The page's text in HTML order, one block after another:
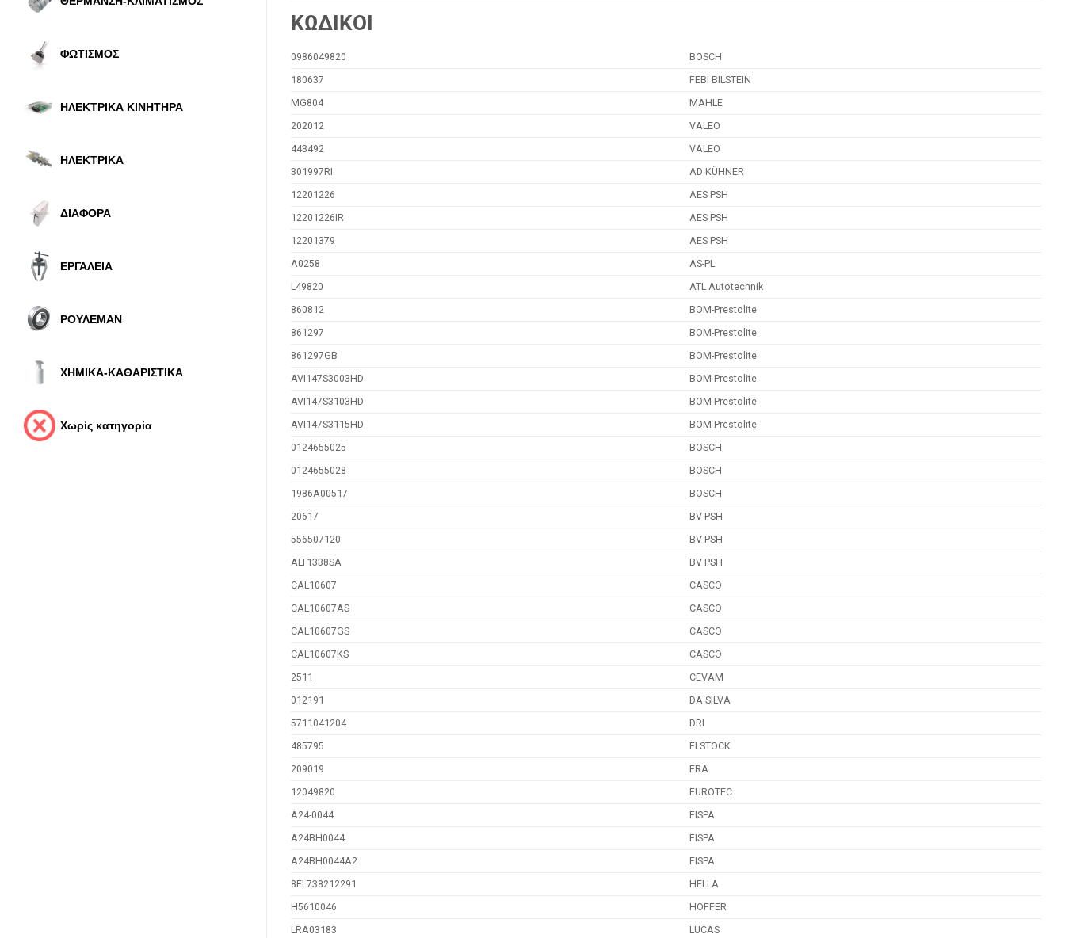
ΦΩΤΙΣΜΟΣ
ΗΛΕΚΤΡΙΚΑ ΚΙΝΗΤΗΡΑ
ΗΛΕΚΤΡΙΚΑ
ΔΙΑΦΟΡΑ
ΕΡΓΑΛΕΙΑ
ΡΟΥΛΕΜΑΝ
ΧΗΜΙΚΑ-ΚΑΘΑΡΙΣΤΙΚΑ
Χωρίς κατηγορία
ΚΩΔΙΚΟΙ
0986049820
BOSCH
180637
FEBI BILSTEIN
MG804
MAHLE
202012
VALEO
443492
VALEO
301997RI
AD KÜHNER
12201226
AES PSH
12201226IR
AES PSH
12201379
AES PSH
A0258
AS-PL
L49820
ATL Autotechnik
860812
BOM-Prestolite
861297
BOM-Prestolite
861297GB
BOM-Prestolite
AVI147S3003HD
BOM-Prestolite
AVI147S3103HD
BOM-Prestolite
AVI147S3115HD
BOM-Prestolite
0124655025
BOSCH
0124655028
BOSCH
1986A00517
BOSCH
20617
BV PSH
556507120
BV PSH
ALT1338SA
BV PSH
CAL10607
CASCO
CAL10607AS
CASCO
CAL10607GS
CASCO
CAL10607KS
CASCO
2511
CEVAM
012191
DA SILVA
5711041204
DRI
485795
ELSTOCK
209019
ERA
12049820
EUROTEC
A24-0044
FISPA
A24BH0044
FISPA
A24BH0044A2
FISPA
8EL738212291
HELLA
H5610046
HOFFER
LRA03183
LUCAS